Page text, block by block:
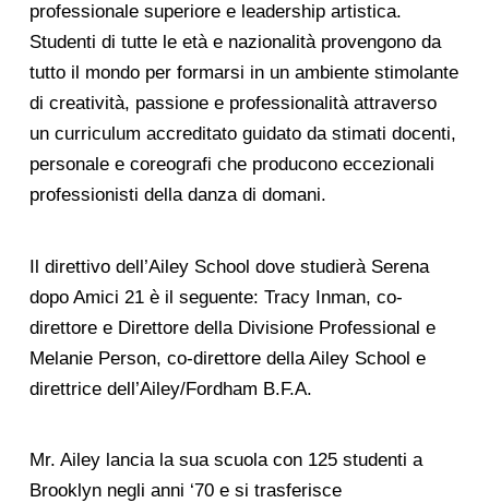
professionale superiore e leadership artistica.
Studenti di tutte le età e nazionalità provengono da
tutto il mondo per formarsi in un ambiente stimolante
di creatività, passione e professionalità attraverso
un curriculum accreditato guidato da stimati docenti,
personale e coreografi che producono eccezionali
professionisti della danza di domani.
Il direttivo dell’Ailey School dove studierà Serena
dopo Amici 21 è il seguente: Tracy Inman, co-
direttore e Direttore della Divisione Professional e
Melanie Person, co-direttore della Ailey School e
direttrice dell’Ailey/Fordham B.F.A.
Mr. Ailey lancia la sua scuola con 125 studenti a
Brooklyn negli anni ‘70 e si trasferisce